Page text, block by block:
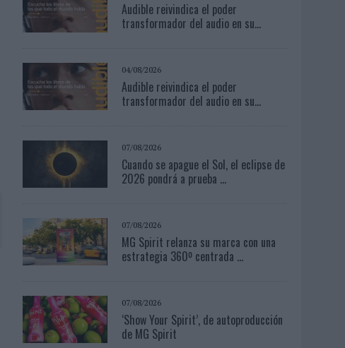
Audible reivindica el poder
transformador del audio en su...
04/08/2026
Audible reivindica el poder
transformador del audio en su...
07/08/2026
Cuando se apague el Sol, el eclipse de
2026 pondrá a prueba ...
07/08/2026
MG Spirit relanza su marca con una
estrategia 360º centrada ...
07/08/2026
‘Show Your Spirit’, de autoproducción
de MG Spirit